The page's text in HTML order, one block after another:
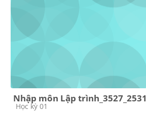
Nhập môn Lập trình_3527_2531
Course category
Học kỳ 01